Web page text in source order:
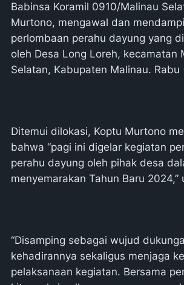
Babinsa Koramil 0910/Malinau
Murtono, mengawal dan
perlombaan perahu dayung yang
oleh Desa Long Loreh, kecamatan
Selatan, Kabupaten Malinau.
Ditemui dilokasi, Koptu Murtono
bahwa “pagi ini digelar kegiatan
perahu dayung oleh pihak desa
menyemarakan Tahun Baru 2024,”
“Disamping sebagai wujud
kehadirannya sekaligus menjaga
pelaksanaan kegiatan. Bersama